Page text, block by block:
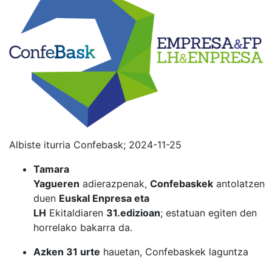
Albiste iturria Confebask; 2024-11-25
Tamara
Yagueren adierazpenak, Confebaskek antolatzen
duen Euskal Enpresa eta
LH Ekitaldiaren 31.edizioan; estatuan egiten den
horrelako bakarra da.
Azken 31 urte hauetan, Confebaskek laguntza